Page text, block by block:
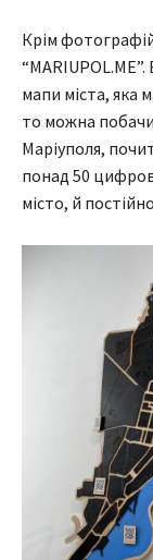
Крім
мапи міста, яка
то можна
Маріуполя,
понад 50
місто, й